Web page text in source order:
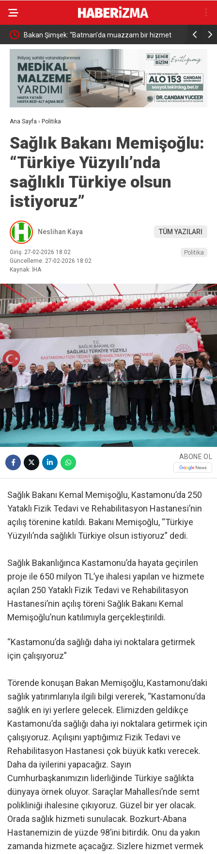
Bakan Şimşek: “Batman’da muazzam bir hizmet
fırtınası var”
Resul
Ana Sayfa › Politika
Sağlık Bakanı Memişoğlu:
“Türkiye Yüzyılı’nda
sağlıklı Türkiye olsun
istiyoruz”
Neslihan Kaya TÜM YAZILARI
Giriş: 27-02-2026 18:02
Güncelleme: 27-02-2026 18:02
Kaynak: İHA
Politika
ABONE OL
Sağlık Bakanı Kemal Memişoğlu, Kastamonu’da 250
Yataklı Fizik Tedavi ve Rehabilitasyon Hastanesi’nin
açılış törenine katıldı. Bakanı Memişoğlu, “Türkiye
Yüzyılı’nda sağlıklı Türkiye olsun istiyoruz” dedi.
Sağlık Bakanlığınca Kastamonu’da hayata geçirilen
proje ile 650 milyon TL’ye ihalesi yapılan ve hizmete
açılan 250 Yataklı Fizik Tedavi ve Rehabilitasyon
Hastanesi’nin açılış töreni Sağlık Bakanı Kemal
Memişoğlu’nun katılımıyla gerçekleştirildi.
“Kastamonu’da sağlığı daha iyi noktalara getirmek
için çalışıyoruz”
Törende konuşan Bakan Memişoğlu, Kastamonu’daki
sağlık yatırımlarıyla ilgili bilgi vererek, “Kastamonu’da
sağlık en iyi yerlere gelecek. Elimizden geldikçe
Kastamonu’da sağlığı daha iyi noktalara getirmek için
çalışıyoruz. Açılışını yaptığımız Fizik Tedavi ve
Rehabilitasyon Hastanesi çok büyük katkı verecek.
Daha da iyilerini yapacağız. Sayın
Cumhurbaşkanımızın liderliğinde Türkiye sağlıkta
dünyaya örnek oluyor. Saraçlar Mahallesi’nde semt
polikliniği ihalesine çıkıyoruz. Güzel bir yer olacak.
Orada sağlık hizmeti sunulacak. Bozkurt-Abana
Hastanemizin de yüzde 98’ini bitirdik. Onu da yakın
zamanda hizmete açacağız. Sizlere hizmet vermek